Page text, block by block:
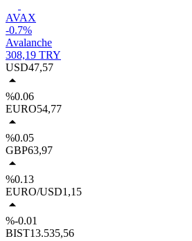
AVAX
-0.7%
Avalanche
308,19 TRY
USD47,57
%0.06
EURO54,77
%0.05
GBP63,97
%0.13
EURO/USD1,15
%-0.01
BIST13.535,56